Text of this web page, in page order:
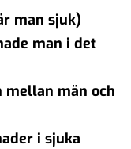
man sjuk)
man i det
mellan män och
i sjuka